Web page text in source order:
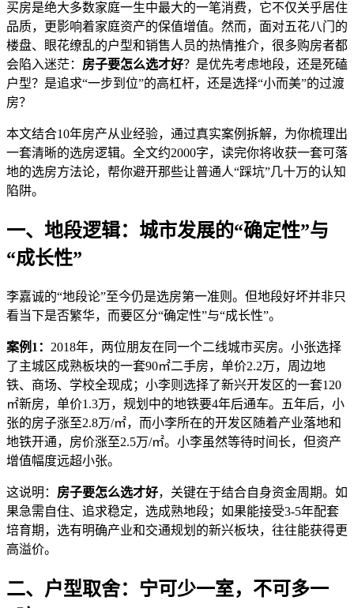
买房是绝大多数家庭一生中最大的一笔消费，它不仅关乎居住
品质，更影响着家庭资产的保值增值。然而，面对五花八门的
楼盘、眼花缭乱的户型和销售人员的热情推介，很多购房者都
会陷入迷茫： 房子要怎么选才好？是优先考虑地段，还是死磕
户型？是追求“一步到位”的高杠杆，还是选择“小而美”的过渡
房？
本文结合10年房产从业经验，通过真实案例拆解，为你梳理出
一套清晰的选房逻辑。全文约2000字，读完你将收获一套可落
地的选房方法论，帮你避开那些让普通人“踩坑”几十万的认知
陷阱。
一、地段逻辑：城市发展的“确定性”与
“成长性”
李嘉诚的“地段论”至今仍是选房第一准则。但地段好坏并非只
看当下是否繁华，而要区分“确定性”与“成长性”。
案例1： 2018年，两位朋友在同一个二线城市买房。小张选择
了主城区成熟板块的一套90㎡二手房，单价2.2万，周边地
铁、商场、学校全现成；小李则选择了新兴开发区的一套120
㎡新房，单价1.3万，规划中的地铁要4年后通车。五年后，小
张的房子涨至2.8万/㎡，而小李所在的开发区随着产业落地和
地铁开通，房价涨至2.5万/㎡。小李虽然等待时间长，但资产
增值幅度远超小张。
这说明： 房子要怎么选才好，关键在于结合自身资金周期。如
果急需自住、追求稳定，选成熟地段；如果能接受3-5年配套
培育期，选有明确产业和交通规划的新兴板块，往往能获得更
高溢价。
二、户型取舍：宁可少一室，不可多一